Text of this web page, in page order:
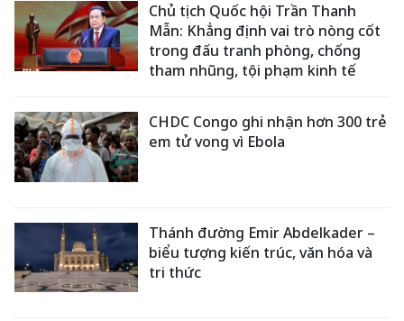
Chủ tịch Quốc hội Trần Thanh
Mẫn: Khẳng định vai trò nòng cốt
trong đấu tranh phòng, chống
tham nhũng, tội phạm kinh tế
CHDC Congo ghi nhận hơn 300 trẻ
em tử vong vì Ebola
Thánh đường Emir Abdelkader –
biểu tượng kiến trúc, văn hóa và
tri thức